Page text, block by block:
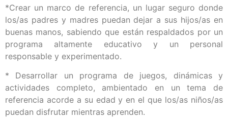
*Crear un marco de referencia, un lugar seguro donde
los/as padres y madres puedan dejar a sus hijos/as en
buenas manos, sabiendo que están respaldados por un
programa altamente educativo y un personal
responsable y experimentado.
* Desarrollar un programa de juegos, dinámicas y
actividades completo, ambientado en un tema de
referencia acorde a su edad y en el que los/as niños/as
puedan disfrutar mientras aprenden.